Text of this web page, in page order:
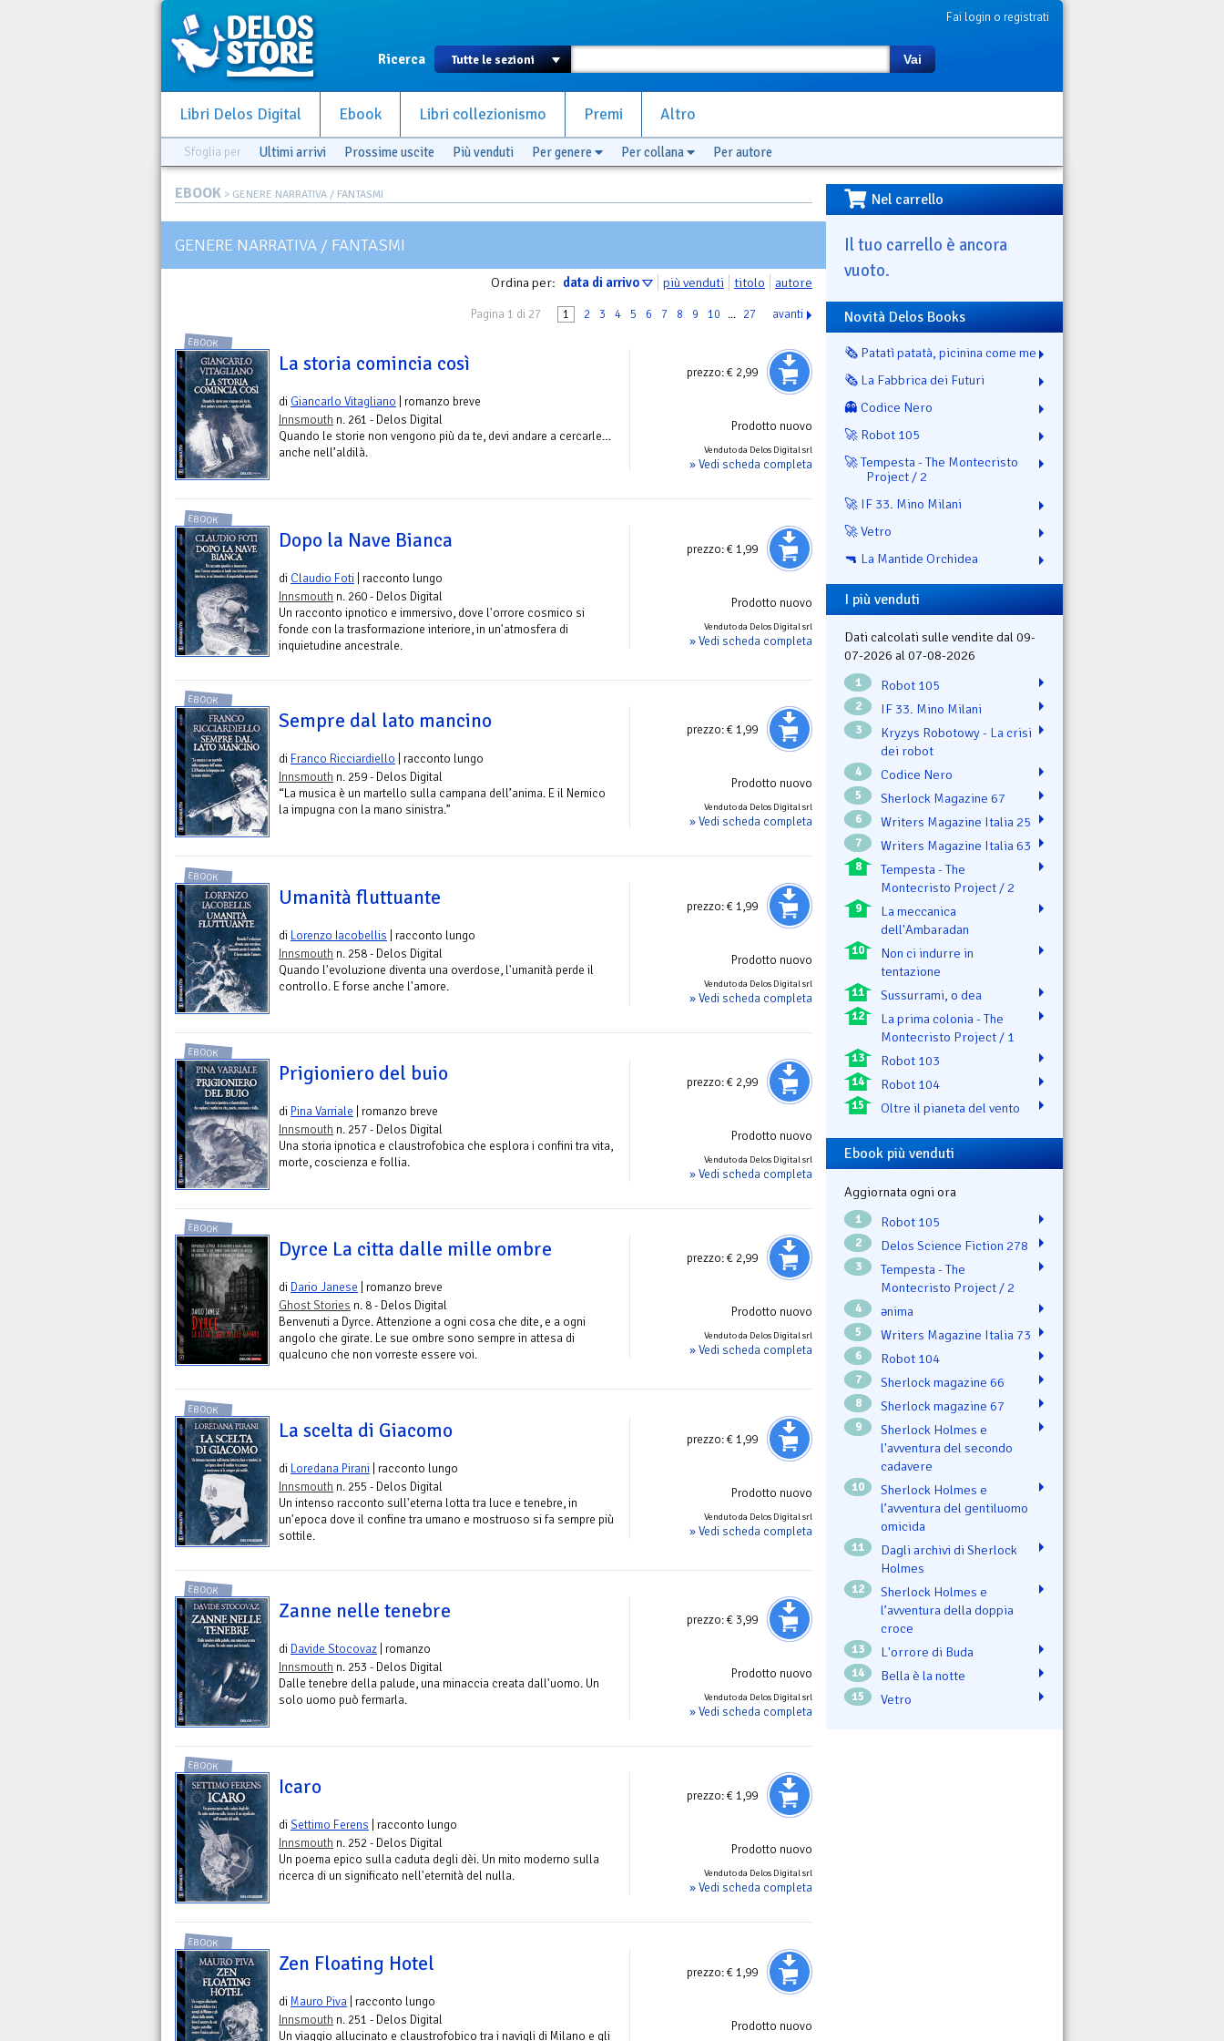
Fai login o registrati
Ricerca Vai
Libri Delos Digital Ebook Libri collezionismo Premi Altro
Sfoglia per Ultimi arrivi Prossime uscite Più venduti Per genere Per collana Per autore
EBOOK > GENERE NARRATIVA / FANTASMI
GENERE NARRATIVA / FANTASMI
Ordina per: data di arrivo più venduti titolo autore
Pagina 1 di 27 1 2 3 4 5 6 7 8 9 10 ... 27 avanti
prezzo:€ 2,99
Prodotto nuovo
Venduto da Delos Digital srl
» Vedi scheda completa
EBOOK
La storia comincia così
di Giancarlo Vitagliano | romanzo breve
Innsmouth n. 261 - Delos Digital
Quando le storie non vengono più da te, devi andare a cercarle…
anche nell’aldilà.
prezzo:€ 1,99
Prodotto nuovo
Venduto da Delos Digital srl
» Vedi scheda completa
EBOOK
Dopo la Nave Bianca
di Claudio Foti | racconto lungo
Innsmouth n. 260 - Delos Digital
Un racconto ipnotico e immersivo, dove l'orrore cosmico si
fonde con la trasformazione interiore, in un'atmosfera di
inquietudine ancestrale.
prezzo:€ 1,99
Prodotto nuovo
Venduto da Delos Digital srl
» Vedi scheda completa
EBOOK
Sempre dal lato mancino
di Franco Ricciardiello | racconto lungo
Innsmouth n. 259 - Delos Digital
“La musica è un martello sulla campana dell’anima. E il Nemico
la impugna con la mano sinistra.”
prezzo:€ 1,99
Prodotto nuovo
Venduto da Delos Digital srl
» Vedi scheda completa
EBOOK
Umanità fluttuante
di Lorenzo Iacobellis | racconto lungo
Innsmouth n. 258 - Delos Digital
Quando l'evoluzione diventa una overdose, l'umanità perde il
controllo. E forse anche l'amore.
prezzo:€ 2,99
Prodotto nuovo
Venduto da Delos Digital srl
» Vedi scheda completa
EBOOK
Prigioniero del buio
di Pina Varriale | romanzo breve
Innsmouth n. 257 - Delos Digital
Una storia ipnotica e claustrofobica che esplora i confini tra vita,
morte, coscienza e follia.
prezzo:€ 2,99
Prodotto nuovo
Venduto da Delos Digital srl
» Vedi scheda completa
EBOOK
Dyrce La citta dalle mille ombre
di Dario Janese | romanzo breve
Ghost Stories n. 8 - Delos Digital
Benvenuti a Dyrce. Attenzione a ogni cosa che dite, e a ogni
angolo che girate. Le sue ombre sono sempre in attesa di
qualcuno che non vorreste essere voi.
prezzo:€ 1,99
Prodotto nuovo
Venduto da Delos Digital srl
» Vedi scheda completa
EBOOK
La scelta di Giacomo
di Loredana Pirani | racconto lungo
Innsmouth n. 255 - Delos Digital
Un intenso racconto sull'eterna lotta tra luce e tenebre, in
un'epoca dove il confine tra umano e mostruoso si fa sempre più
sottile.
prezzo:€ 3,99
Prodotto nuovo
Venduto da Delos Digital srl
» Vedi scheda completa
EBOOK
Zanne nelle tenebre
di Davide Stocovaz | romanzo
Innsmouth n. 253 - Delos Digital
Dalle tenebre della palude, una minaccia creata dall'uomo. Un
solo uomo può fermarla.
prezzo:€ 1,99
Prodotto nuovo
Venduto da Delos Digital srl
» Vedi scheda completa
EBOOK
Icaro
diSettimo Ferens | racconto lungo
Innsmouth n. 252 - Delos Digital
Un poema epico sulla caduta degli dèi. Un mito moderno sulla
ricerca di un significato nell'eternità del nulla.
prezzo:€ 1,99
Prodotto nuovo
EBOOK
Zen Floating Hotel
di Mauro Piva | racconto lungo
Innsmouth n. 251 - Delos Digital
Un viaggio allucinato e claustrofobico tra i navigli di Milano e gli
Nel carrello
Il tuo carrello è ancora
vuoto.
Novità Delos Books
🗞️ Patatì patatà, picinina come me
🗞️ La Fabbrica dei Futuri
👻 Codice Nero
🚀 Robot 105
🚀 Tempesta - The Montecristo
Project / 2
🚀 IF 33. Mino Milani
🚀 Vetro
🔫 La Mantide Orchidea
I più venduti
Dati calcolati sulle vendite dal 09-
07-2026 al 07-08-2026
1 Robot 105
2 IF 33. Mino Milani
3
Kryzys Robotowy - La crisi
dei robot
4 Codice Nero
5 Sherlock Magazine 67
6 Writers Magazine Italia 25
7 Writers Magazine Italia 63
8
Tempesta - The
Montecristo Project / 2
9
La meccanica
dell'Ambaradan
10
Non ci indurre in
tentazione
11 Sussurrami, o dea
12
La prima colonia - The
Montecristo Project / 1
13 Robot 103
14 Robot 104
15 Oltre il pianeta del vento
Ebook più venduti
Aggiornata ogni ora
1 Robot 105
2 Delos Science Fiction 278
3
Tempesta - The
Montecristo Project / 2
4 ənima
5 Writers Magazine Italia 73
6 Robot 104
7 Sherlock magazine 66
8 Sherlock magazine 67
9
Sherlock Holmes e
l'avventura del secondo
cadavere
10
Sherlock Holmes e
l’avventura del gentiluomo
omicida
11
Dagli archivi di Sherlock
Holmes
12
Sherlock Holmes e
l’avventura della doppia
croce
13 L'orrore di Buda
14 Bella è la notte
15 Vetro